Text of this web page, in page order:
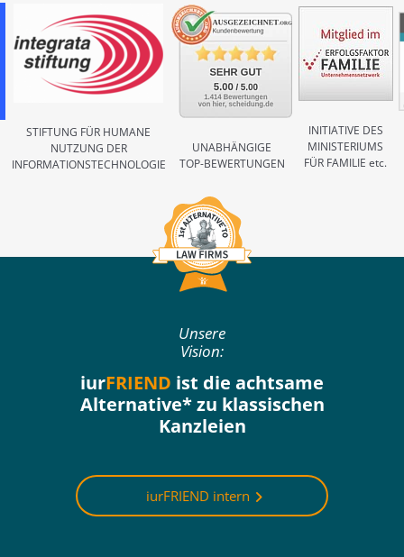
STIFTUNG FÜR HUMANE
NUTZUNG DER
INFORMATIONSTECHNOLOGIE
UNABHÄNGIGE
TOP-BEWERTUNGEN
INITIATIVE DES
MINISTERIUMS
FÜR FAMILIE etc.
Unsere
Vision:
iurFRIEND ist die achtsame
Alternative* zu klassischen
Kanzleien
iurFRIEND intern